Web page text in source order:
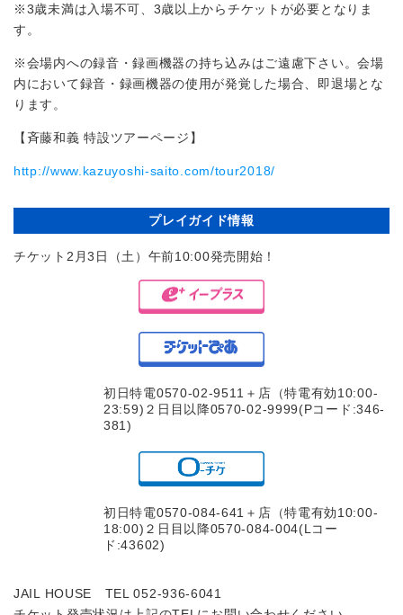
※3歳未満は入場不可、3歳以上からチケットが必要となりま
す。
※会場内への録音・録画機器の持ち込みはご遠慮下さい。会場
内において録音・録画機器の使用が発覚した場合、即退場とな
ります。
【斉藤和義 特設ツアーページ】
http://www.kazuyoshi-saito.com/tour2018/
プレイガイド情報
チケット2月3日（土）午前10:00発売開始！
初日特電0570-02-9511＋店（特電有効10:00-
23:59)２日目以降0570-02-9999(Pコード:346-
381)
初日特電0570-084-641＋店（特電有効10:00-
18:00)２日目以降0570-084-004(Lコー
ド:43602)
JAIL HOUSE TEL 052-936-6041